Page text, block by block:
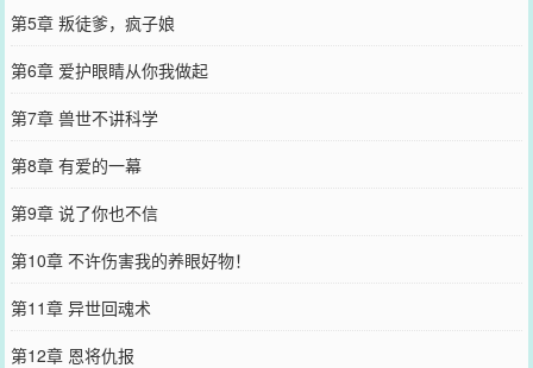
第5章 叛徒爹，疯子娘
第6章 爱护眼睛从你我做起
第7章 兽世不讲科学
第8章 有爱的一幕
第9章 说了你也不信
第10章 不许伤害我的养眼好物！
第11章 异世回魂术
第12章 恩将仇报